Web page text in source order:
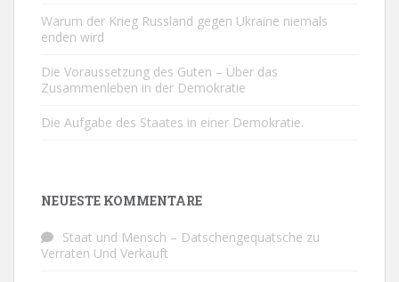
Warum der Krieg Russland gegen Ukraine niemals
enden wird
Die Voraussetzung des Guten – Über das
Zusammenleben in der Demokratie
Die Aufgabe des Staates in einer Demokratie.
NEUESTE KOMMENTARE
Staat und Mensch – Datschengequatsche zu
Verraten Und Verkauft